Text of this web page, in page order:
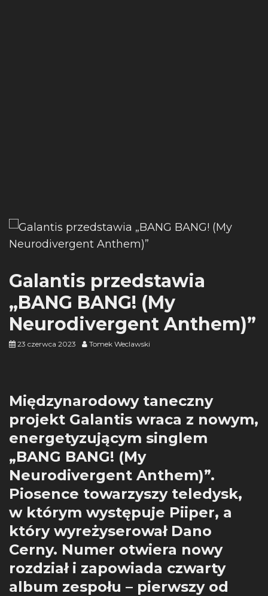
Galantis przedstawia
„BANG BANG! (My
Neurodivergent Anthem)”
23 czerwca 2023 Tomek Weclawski
Międzynarodowy taneczny
projekt Galantis wraca z nowym,
energetyzującym singlem
„BANG BANG! (My
Neurodivergent Anthem)”.
Piosence towarzyszy teledysk,
w którym występuje Piiper, a
który wyreżyserował Dano
Cerny. Numer otwiera nowy
rozdział i zapowiada czwarty
album zespołu – pierwszy od